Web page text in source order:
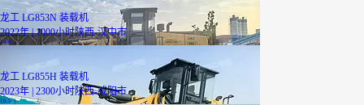
龙工 LG853N 装载机
2022年 | 1000小时陕西-汉中市
14.8 万
龙工 LG855H 装载机
2023年 | 2300小时陕西-咸阳市
16.5 万